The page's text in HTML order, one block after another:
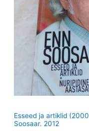
Esseed ja artiklid
Soosaar. 2012